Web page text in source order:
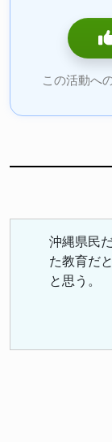
この活動へ
沖縄県民
た教育だ
と思う。